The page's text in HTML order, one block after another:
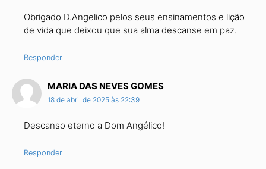
Obrigado D.Angelico pelos seus ensinamentos e lição
de vida que deixou que sua alma descanse em paz.
Responder
MARIA DAS NEVES GOMES
18 de abril de 2025 às 22:39
Descanso eterno a Dom Angélico!
Responder